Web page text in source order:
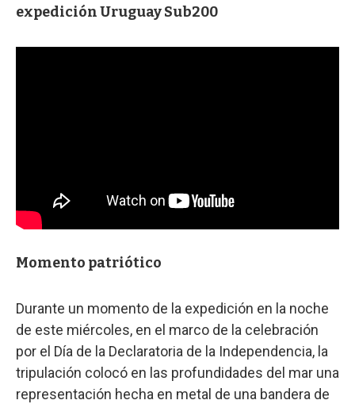
expedición Uruguay Sub200
Momento patriótico
Durante un momento de la expedición en la noche
de este miércoles, en el marco de la celebración
por el Día de la Declaratoria de la Independencia, la
tripulación colocó en las profundidades del mar una
representación hecha en metal de una bandera de